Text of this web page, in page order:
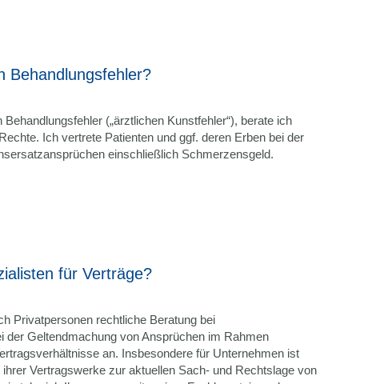
Behandlungsfehler?
(„ärztlichen Kunstfehler“), berate ich
Ich vertrete Patienten und ggf. deren Erben bei der
einschließlich Schmerzensgeld.
für Verträge?
Privatpersonen rechtliche Beratung bei
der Geltendmachung von Ansprüchen im Rahmen
an. Insbesondere für Unternehmen ist
Vertragswerke zur aktuellen Sach- und Rechtslage von